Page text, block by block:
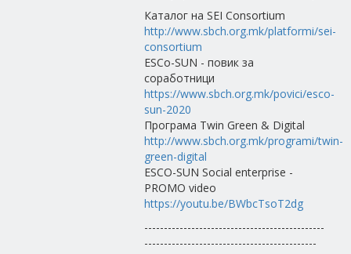
Каталог на SEI Consortium
http://www.sbch.org.mk/platformi/sei-
consortium
ESCo-SUN - повик за
соработници
https://www.sbch.org.mk/povici/esco-
sun-2020
Програма Twin Green & Digital
http://www.sbch.org.mk/programi/twin-
green-digital
ESCO-SUN Social enterprise -
PROMO video
https://youtu.be/BWbcTsoT2dg
----------------------------------------------
--------------------------------------------